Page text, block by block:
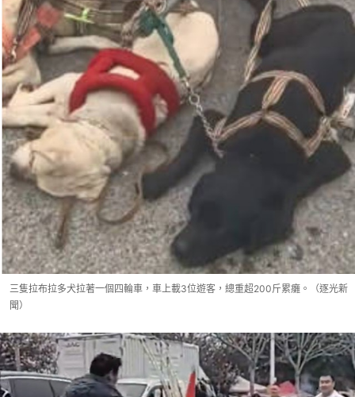
三隻拉布拉多犬拉著一個四輪車，車上載3位遊客，總重超200斤累癱。（逐光新
聞）